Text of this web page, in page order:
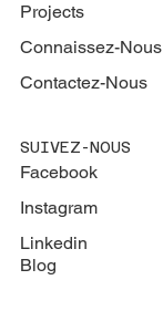
Projects
Connaissez-Nous
Contactez-Nous
SUIVEZ-NOUS
Facebook
Instagram
Linkedin
Blog